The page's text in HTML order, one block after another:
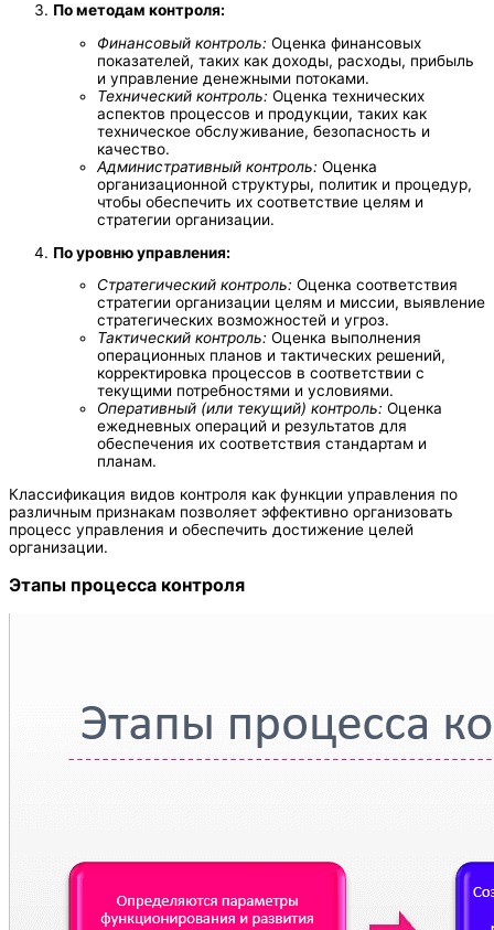
По методам контроля:
Финансовый контроль: Оценка финансовых
показателей, таких как доходы, расходы, прибыль
и управление денежными потоками.
Технический контроль: Оценка технических
аспектов процессов и продукции, таких как
техническое обслуживание, безопасность и
качество.
Административный контроль: Оценка
организационной структуры, политик и процедур,
чтобы обеспечить их соответствие целям и
стратегии организации.
По уровню управления:
Стратегический контроль: Оценка соответствия
стратегии организации целям и миссии, выявление
стратегических возможностей и угроз.
Тактический контроль: Оценка выполнения
операционных планов и тактических решений,
корректировка процессов в соответствии с
текущими потребностями и условиями.
Оперативный (или текущий) контроль: Оценка
ежедневных операций и результатов для
обеспечения их соответствия стандартам и
планам.
Классификация видов контроля как функции управления по
различным признакам позволяет эффективно организовать
процесс управления и обеспечить достижение целей
организации.
Этапы процесса контроля